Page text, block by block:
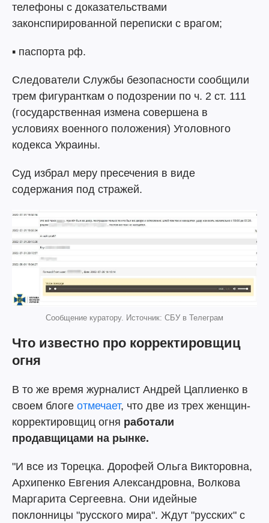
телефоны с доказательствами
законспирированной переписки с врагом;
▪️ паспорта рф.
Следователи Службы безопасности сообщили
трем фигуранткам о подозрении по ч. 2 ст. 111
(государственная измена совершена в
условиях военного положения) Уголовного
кодекса Украины.
Суд избрал меру пресечения в виде
содержания под стражей.
Сообщение куратору. Источник: СБУ в Телеграм
Что известно про корректировщиц
огня
В то же время журналист Андрей Цаплиенко в
своем блоге отмечает, что две из трех женщин-
корректировщиц огня работали
продавщицами на рынке.
"И все из Торецка. Дорофей Ольга Викторовна,
Архипенко Евгения Александровна, Волкова
Маргарита Сергеевна. Они идейные
поклонницы "русского мира". Ждут "русских" с